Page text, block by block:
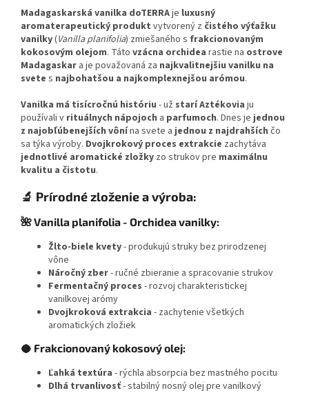
wellness rituály!
Madagaskarská vanilka doTERRAje luxusný
aromaterapeutický produkt vytvorený z čistého výťažku
vanilky(Vanilla planifolia) zmiešaného s frakcionovaným
kokosovým olejom. Táto vzácna orchidea rastie na ostrove
Madagaskar a je považovaná za najkvalitnejšiu vanilku na
svete s najbohatšou a najkomplexnejšou arómou.
Vanilka má tisícročnú históriu - už starí Aztékovia ju
používali v rituálnych nápojoch a parfumoch. Dnes je jednou
z najobľúbenejších vônína svete a jednou z najdrahších čo
sa týka výroby. Dvojkrokový proces extrakcie zachytáva
jednotlivé aromatické zložky zo strukov pre maximálnu
kvalitu a čistotu.
🔬 Prírodné zloženie a výroba:
🌺 Vanilla planifolia - Orchidea vanilky:
Žlto-biele kvety- produkujú struky bez prirodzenej
vône
Náročný zber- ručné zbieranie a spracovanie strukov
Fermentačný proces - rozvoj charakteristickej
vanilkovej arómy
Dvojkroková extrakcia - zachytenie všetkých
aromatických zložiek
🥥 Frakcionovaný kokosový olej:
Ľahká textúra - rýchla absorpcia bez mastného pocitu
Dlhá trvanlivosť- stabilný nosný olej pre vanilkový